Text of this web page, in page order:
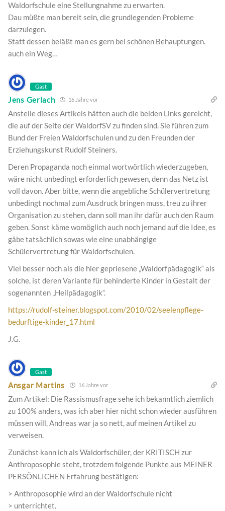
Waldorfschule eine Stellungnahme zu erwarten.
Dau müßte man bereit sein, die grundlegenden Probleme
darzulegen.
Statt dessen beläßt man es gern bei schönen Behauptungen.
auch ein Weg…
Gast
Jens Gerlach 16 Jahre vor
Anstelle dieses Artikels hätten auch die beiden Links gereicht,
die auf der Seite der WaldorfSV zu finden sind. Sie führen zum
Bund der Freien Waldorfschulen und zu den Freunden der
Erziehungskunst Rudolf Steiners.
Deren Propaganda noch einmal wortwörtlich wiederzugeben,
wäre nicht unbedingt erforderlich gewesen, denn das Netz ist
voll davon. Aber bitte, wenn die angebliche Schülervertretung
unbedingt nochmal zum Ausdruck bringen muss, treu zu ihrer
Organisation zu stehen, dann soll man ihr dafür auch den Raum
geben. Sonst käme womöglich auch noch jemand auf die Idee, es
gäbe tatsächlich sowas wie eine unabhängige
Schülervertretung für Waldorfschulen.
Viel besser noch als die hier gepriesene „Waldorfpädagogik“ als
solche, ist deren Variante für behinderte Kinder in Gestalt der
sogenannten „Heilpädagogik“.
https://rudolf-steiner.blogspot.com/2010/02/seelenpflege-
bedurftige-kinder_17.html
J.G.
Gast
Ansgar Martins 16 Jahre vor
Zum Artikel: Die Rassismusfrage sehe ich bekanntlich ziemlich
zu 100% anders, was ich aber hier nicht schon wieder ausführen
müssen will, Andreas war ja so nett, auf meinen Artikel zu
verweisen.
Zunächst kann ich als Waldorfschüler, der KRITISCH zur
Anthroposophie steht, trotzdem folgende Punkte aus MEINER
PERSÖNLICHEN Erfahrung bestätigen:
> Anthroposophie wird an der Waldorfschule nicht
> unterrichtet.